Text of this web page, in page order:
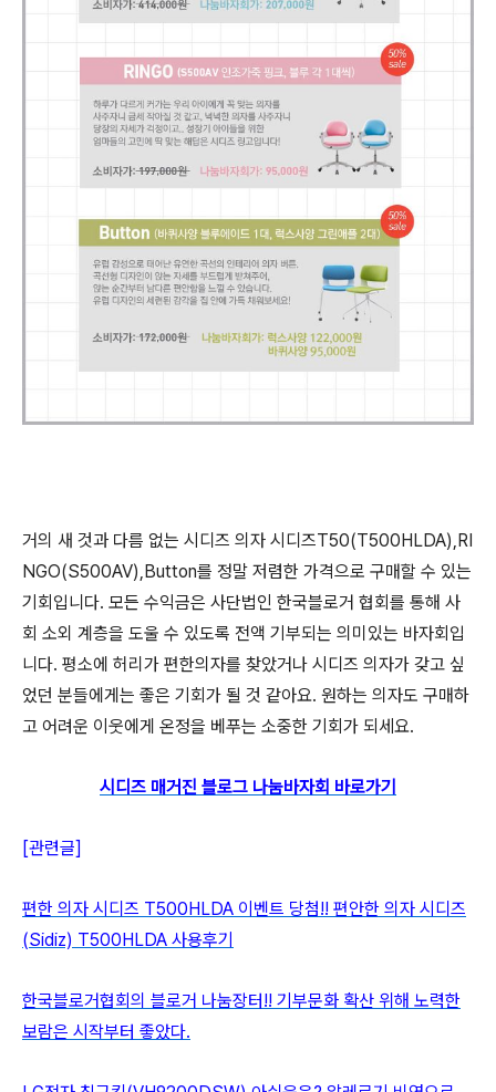
거의 새 것과 다름 없는 시디즈 의자 시디즈T50(T500HLDA),RI
NGO(S500AV),Button를 정말 저렴한 가격으로 구매할 수 있는
기회입니다. 모든 수익금은 사단법인 한국블로거 협회를 통해 사
회 소외 계층을 도울 수 있도록 전액 기부되는 의미있는 바자회입
니다. 평소에 허리가 편한의자를 찾았거나 시디즈 의자가 갖고 싶
었던 분들에게는 좋은 기회가 될 것 같아요. 원하는 의자도 구매하
고 어려운 이웃에게 온정을 베푸는 소중한 기회가 되세요.
시디즈 매거진 블로그 나눔바자회 바로가기
[관련글]
편한 의자 시디즈 T500HLDA 이벤트 당첨!! 편안한 의자 시디즈
(Sidiz) T500HLDA 사용후기
한국블로거협회의 블로거 나눔장터!! 기부문화 확산 위해 노력한
보람은 시작부터 좋았다.